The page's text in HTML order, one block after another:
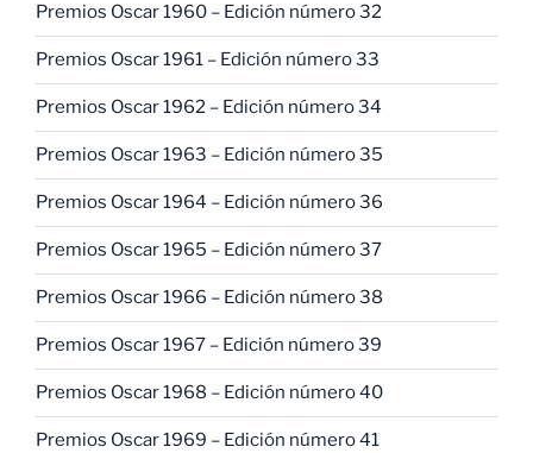
Premios Oscar 1960 – Edición número 32
Premios Oscar 1961 – Edición número 33
Premios Oscar 1962 – Edición número 34
Premios Oscar 1963 – Edición número 35
Premios Oscar 1964 – Edición número 36
Premios Oscar 1965 – Edición número 37
Premios Oscar 1966 – Edición número 38
Premios Oscar 1967 – Edición número 39
Premios Oscar 1968 – Edición número 40
Premios Oscar 1969 – Edición número 41